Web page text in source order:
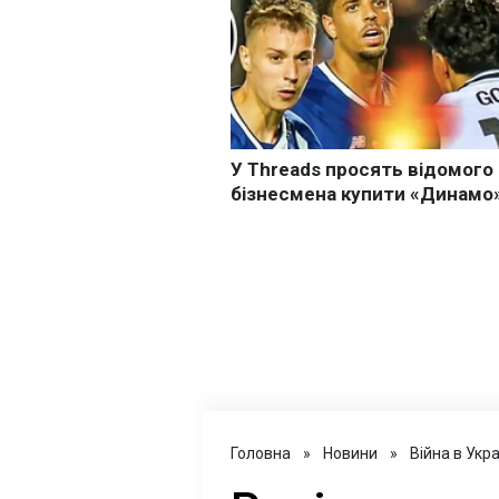
Головна » Новини » Війна в